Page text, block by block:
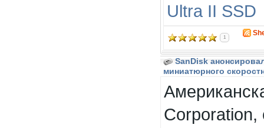
Ultra II SSD
1
SanDisk
миниатюрного